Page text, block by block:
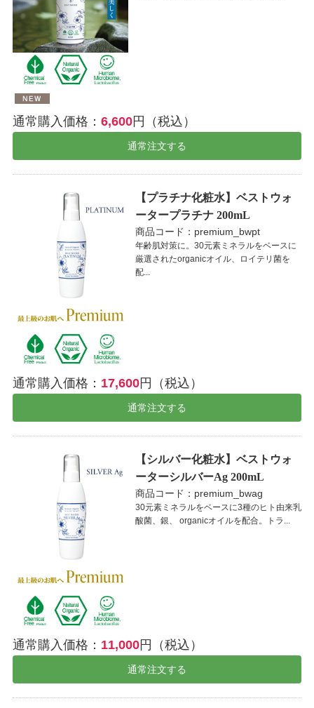
通常購入価格： 6,600円（税込）
通常注文する
【プラチナ化粧水】ベストウォ
ータープラチナ 200mL
商品コード：premium_bwpt
年齢肌対策に。30元素ミネラルをベースに
厳選されたorganicオイル、ロイテリ菌を
配...
通常購入価格： 17,600円（税込）
通常注文する
【シルバー化粧水】ベストウォ
ーターシルバーAg 200mL
商品コード：premium_bwag
30元素ミネラルをベースに3種のヒト由来乳
酸菌、銀、 organicオイルを配合。トラ...
通常購入価格： 11,000円（税込）
通常注文する